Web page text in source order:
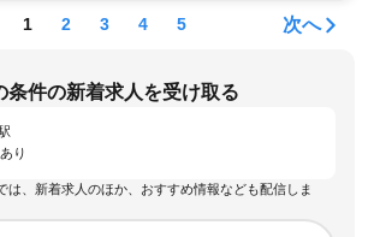
1 2 3 4 5 次へ
条件の新着求人を受け取る
り
は、新着求人のほか、おすすめ情報なども配信しま